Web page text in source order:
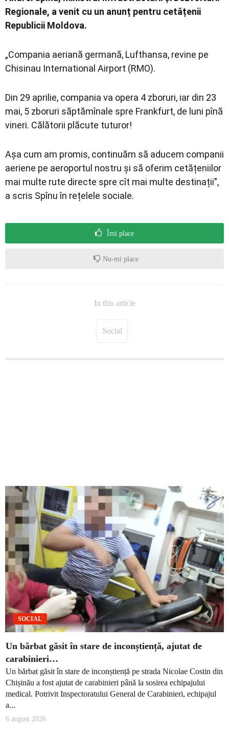
Regionale, a venit cu un anunț pentru cetățenii
Republicii Moldova.
„Compania aeriană germană, Lufthansa, revine pe
Chisinau International Airport (RMO).
Din 29 aprilie, compania va opera 4 zboruri, iar din 23
mai, 5 zboruri săptămînale spre Frankfurt, de luni pînă
vineri. Călătorii plăcute tuturor!
Așa cum am promis, continuăm să aducem companii
aeriene pe aeroportul nostru și să oferim cetățeniilor
mai multe rute directe spre cît mai multe destinații”,
a scris Spînu în rețelele sociale.
Îmi place
Nu-mi place
In this article
Social
SOCIAL
Un bărbat găsit în stare de inconștiență, ajutat de
carabinieri…
Un bărbat găsit în stare de inconștiență pe strada Nicolae Costin din
Chișinău a fost ajutat de carabinieri până la sosirea echipajului
medical. Potrivit Inspectoratului General de Carabinieri, echipajul
a...
6 august 2026